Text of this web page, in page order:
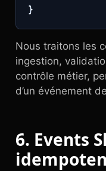
}
Nous traitons les
ingestion,
contrôle métier,
d’un événement
6. Events